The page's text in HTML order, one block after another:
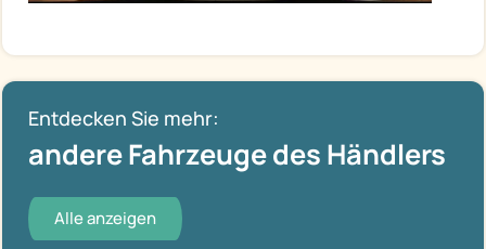
Entdecken Sie mehr:
andere Fahrzeuge des Händlers
Alle anzeigen